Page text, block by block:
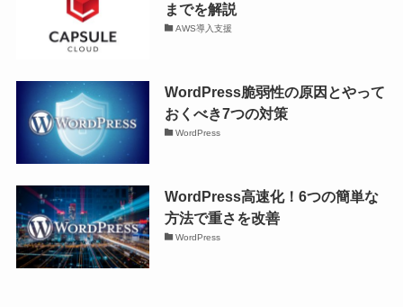
までを解説
AWS導入支援
WordPress脆弱性の原因とやって
おくべき7つの対策
WordPress
WordPress高速化！6つの簡単な
方法で重さを改善
WordPress